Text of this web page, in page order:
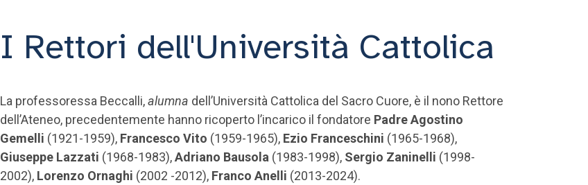
I Rettori dell'Università Cattolica
La professoressa Beccalli,alumna dell’Università Cattolica del Sacro Cuore, è il nono Rettore
dell’Ateneo, precedentemente hanno ricoperto l’incarico il fondatore Padre Agostino
Gemelli (1921-1959), Francesco Vito (1959-1965), Ezio Franceschini (1965-1968),
Giuseppe Lazzati (1968-1983),Adriano Bausola (1983-1998), Sergio Zaninelli (1998-
2002), Lorenzo Ornaghi (2002 -2012), Franco Anelli (2013-2024).